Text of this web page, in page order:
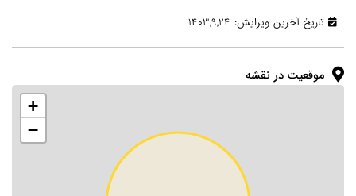
تاریخ آخرین ویرایش: ۱۴۰۳,۹,۲۴
موقعیت در نقشه
+
−